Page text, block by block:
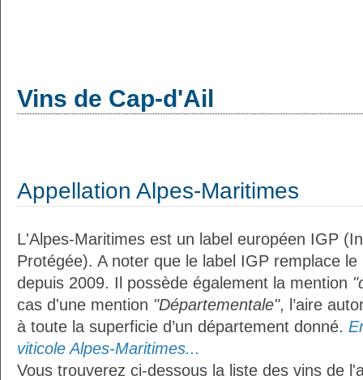
Vins de Cap-d'Ail
Appellation Alpes-Maritimes
L'Alpes-Maritimes est un label européen IGP
Protégée). A noter que le label IGP remplace
depuis 2009. Il possède également la mention
cas d'une mention "Départementale", l’aire
à toute la superficie d’un département donné.
viticole Alpes-Maritimes...
Vous trouverez ci-dessous la liste des vins de